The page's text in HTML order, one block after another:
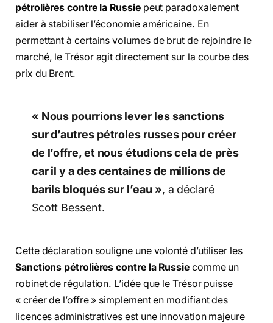
pétrolières contre la Russiepeut paradoxalement
aider à stabiliser l’économie américaine. En
permettant à certains volumes de brut de rejoindre le
marché, le Trésor agit directement sur la courbe des
prix du Brent.
« Nous pourrions lever les sanctions
sur d’autres pétroles russes pour créer
de l’offre, et nous étudions cela de près
car il y a des centaines de millions de
barils bloqués sur l’eau », a déclaré
Scott Bessent.
Cette déclaration souligne une volonté d’utiliser les
Sanctions pétrolières contre la Russiecomme un
robinet de régulation. L’idée que le Trésor puisse
« créer de l’offre » simplement en modifiant des
licences administratives est une innovation majeure